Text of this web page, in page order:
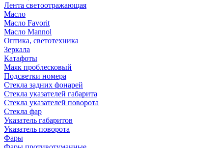
Лента светоотражающая
Масло
Масло Favorit
Масло Mannol
Оптика, светотехника
Зеркала
Катафоты
Маяк проблесковый
Подсветки номера
Стекла задних фонарей
Стекла указателей габарита
Стекла указателей поворота
Стекла фар
Указатель габаритов
Указатель поворота
Фары